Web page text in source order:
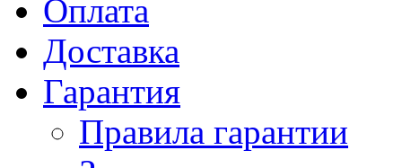
Оплата
Доставка
Гарантия
Правила гарантии